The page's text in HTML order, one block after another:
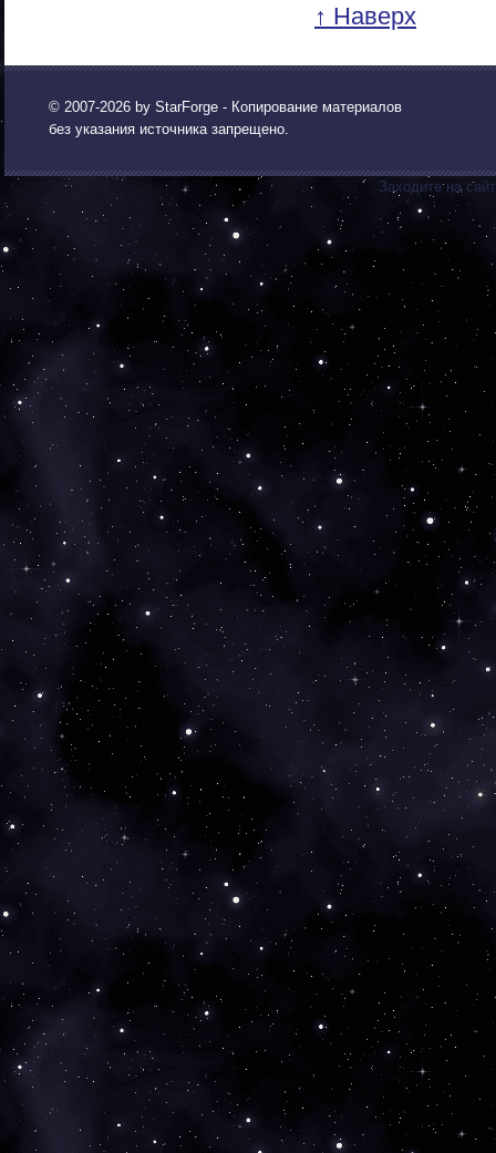
↑ Наверх
© 2007-2026 by StarForge - Копирование материалов
без указания источника запрещено.
Заходите на